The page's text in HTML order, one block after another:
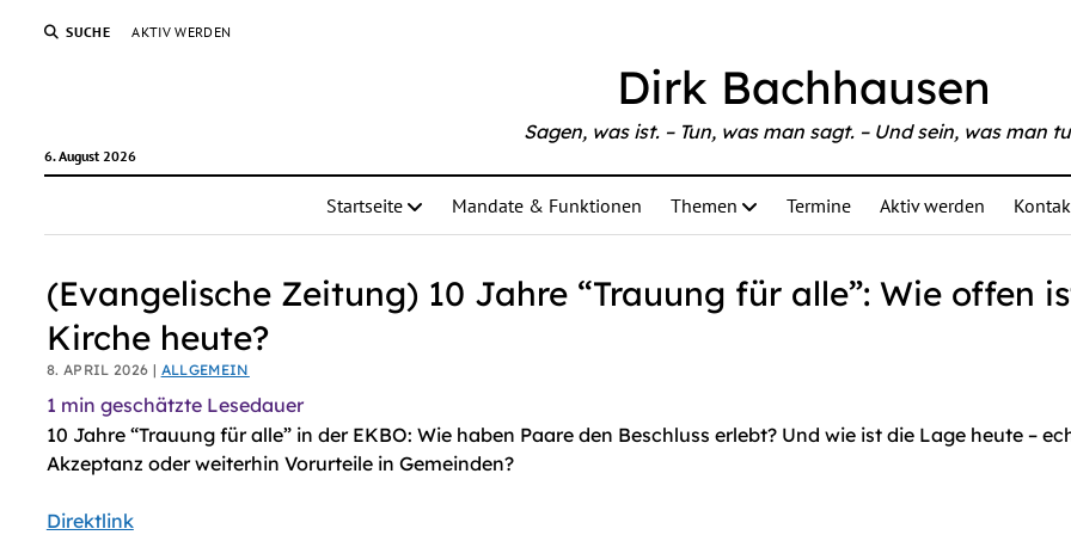
SUCHE AKTIV WERDEN
Dirk Bachhausen
6. August 2026
Sagen, was ist. – Tun, was man sagt. – Und sein, was man
Startseite Mandate & Funktionen Themen Termine Aktiv werden
(Evangelische Zeitung) 10 Jahre “Trauung für alle”: Wie offen
Kirche heute?
8. APRIL 2026 | ALLGEMEIN
1 min geschätzte Lesedauer
10 Jahre “Trauung für alle” in der EKBO: Wie haben Paare den Beschluss erlebt? Und wie ist die Lage heute –
Akzeptanz oder weiterhin Vorurteile in Gemeinden?
Direktlink